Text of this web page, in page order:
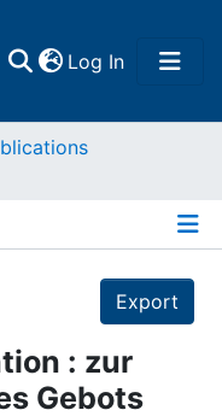
Log In(current)
Export
: zur
Gebots